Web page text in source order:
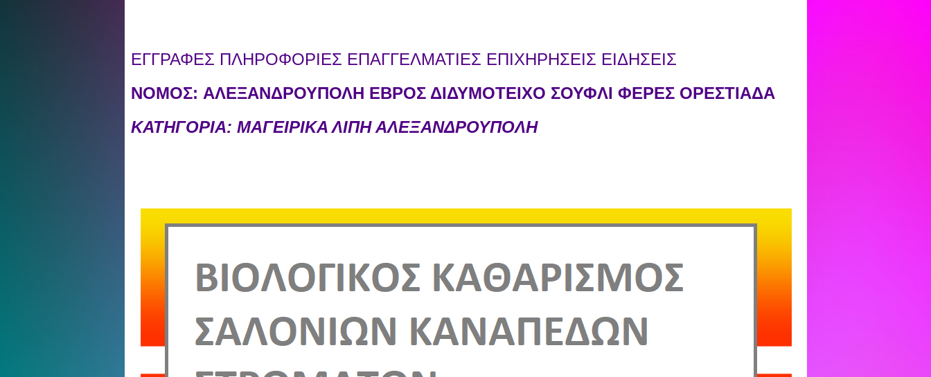
ΕΓΓΡΑΦΕΣ ΠΛΗΡΟΦΟΡΙΕΣ ΕΠΑΓΓΕΛΜΑΤΙΕΣ ΕΠΙΧΗΡΗΣΕΙΣ ΕΙΔΗΣΕΙΣ
ΝΟΜΟΣ: ΑΛΕΞΑΝΔΡΟΥΠΟΛΗ ΕΒΡΟΣ ΔΙΔΥΜΟΤΕΙΧΟ ΣΟΥΦΛΙ ΦΕΡΕΣ ΟΡΕΣΤΙΑΔΑ
ΚΑΤΗΓΟΡΙΑ: ΜΑΓΕΙΡΙΚΑ ΛΙΠΗ ΑΛΕΞΑΝΔΡΟΥΠΟΛΗ